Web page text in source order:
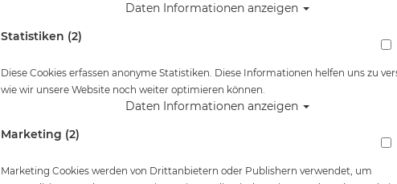
Wassersport Reisen
Sie sind hier Santi Santi Flex 2.0 - beheizter Unterzieher inkl. Tasche -
Santi Flex 2.0 - beheizter Unterzieher inkl.
Daten Informationen anzeigen
Statistiken (2)
Diese Cookies erfassen anonyme Statistiken. Diese Informationen helfen uns zu
wie wir unsere Website noch weiter optimieren können.
Daten Informationen anzeigen
Marketing (2)
Marketing Cookies werden von Drittanbietern oder Publishern verwendet, um